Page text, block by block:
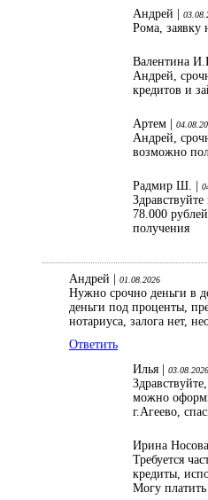
Андрей |
Рома, заявку
Валентина
Андрей,
кредитов и
Артем |
Андрей,
возможно
Радмир Ш. |
78.000
получения
Андрей | 01.08.2026
Нужно срочно деньги в
деньги под проценты,
нотариуса, залога нет,
Ответить
Илья |
03.08.2026
можно
г.Агеево,
Ирина Носова
Требуется
кредиты,
Могу